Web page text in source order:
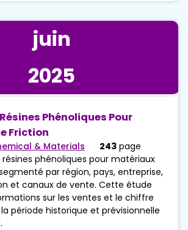
juin
2025
Phénoliques Pour
Friction
& Materials 243 page
phénoliques pour matériaux
par région, pays, entreprise,
et canaux de vente. Cette étude
sur les ventes et le chiffre
période historique et prévisionnelle